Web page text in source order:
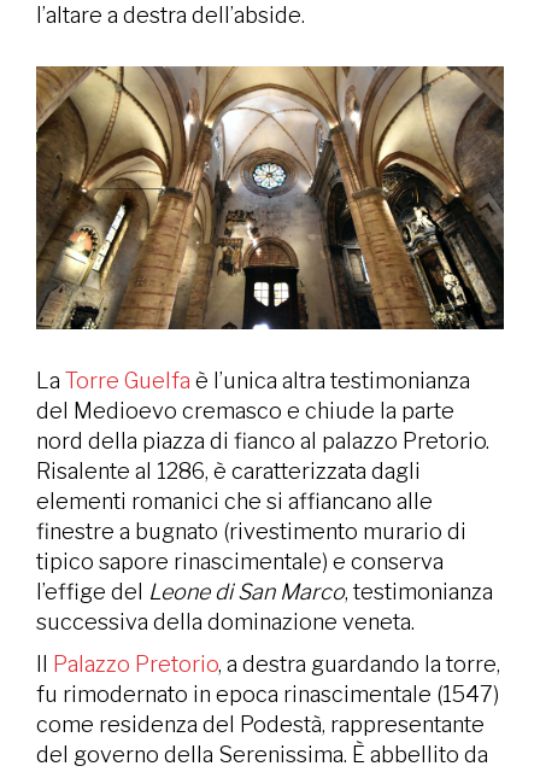
l’altare a destra dell’abside.
La Torre Guelfa è l’unica altra testimonianza
del Medioevo cremasco e chiude la parte
nord della piazza di fianco al palazzo Pretorio.
Risalente al 1286, è caratterizzata dagli
elementi romanici che si affiancano alle
finestre a bugnato (rivestimento murario di
tipico sapore rinascimentale) e conserva
l’effige del Leone di San Marco, testimonianza
successiva della dominazione veneta.
Palazzo Pretorio, a destra guardando la torre,
fu rimodernato in epoca rinascimentale (1547)
come residenza del Podestà, rappresentante
del governo della Serenissima. È abbellito da